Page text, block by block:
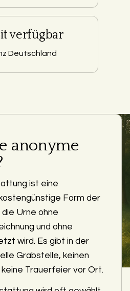
verfügbar
Deutschland
anonyme
ist eine
Form der
Urne ohne
und ohne
wird. Es gibt in der
Grabstelle, keinen
Trauerfeier vor Ort.